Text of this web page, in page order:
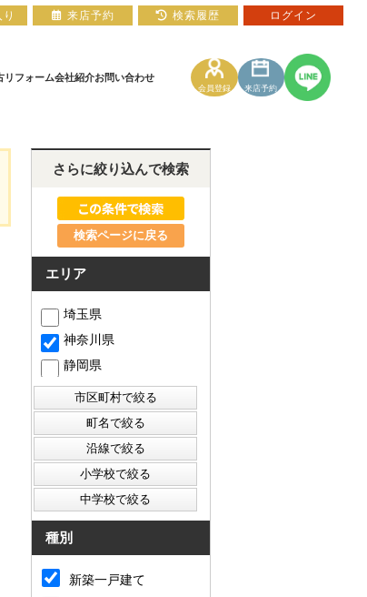
リフォーム会社紹介お問い合わせ
会員登録 来店予約
さらに絞り込んで検索
検索ページに戻る
エリア
埼玉県
神奈川県
静岡県
種別
新築一戸建て
来店予約 検索履歴 ログイン